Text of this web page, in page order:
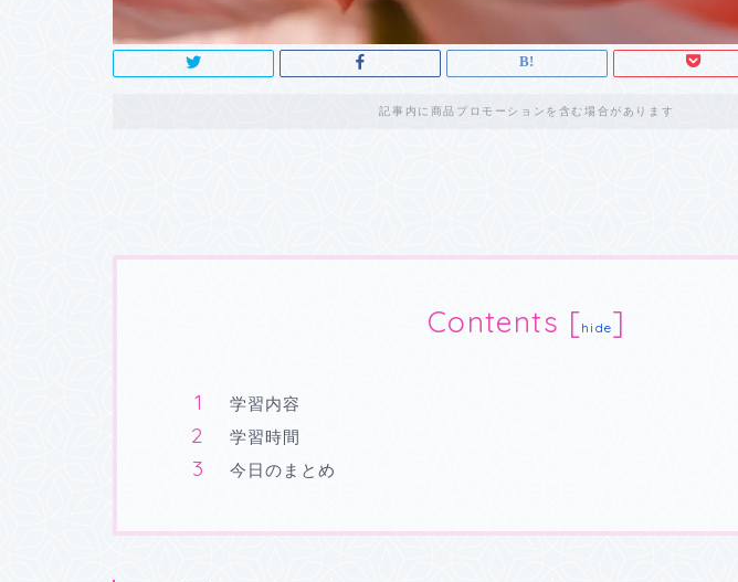
記事内に商品プロモーションを含む場合があります
Contents [hide]
学習内容
学習時間
今日のまとめ